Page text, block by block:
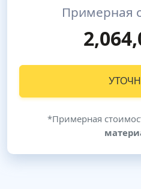
Примерная
*Примерная